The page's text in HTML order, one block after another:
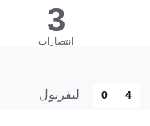
3
انتصارات
4
0 ليفربول